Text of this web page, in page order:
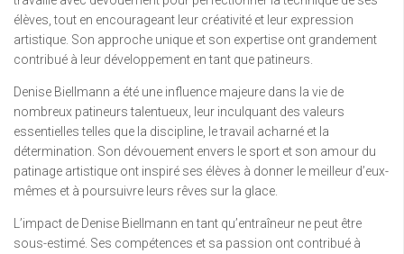
élèves, tout en encourageant leur créativité et leur expression
artistique. Son approche unique et son expertise ont grandement
contribué à leur développement en tant que patineurs.
Denise Biellmann a été une influence majeure dans la vie de
nombreux patineurs talentueux, leur inculquant des valeurs
essentielles telles que la discipline, le travail acharné et la
détermination. Son dévouement envers le sport et son amour du
patinage artistique ont inspiré ses élèves à donner le meilleur d’eux-
mêmes et à poursuivre leurs rêves sur la glace.
L’impact de Denise Biellmann en tant qu’entraîneur ne peut être
sous-estimé. Ses compétences et sa passion ont contribué à